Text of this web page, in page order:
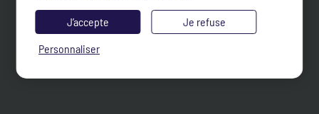
J’accepte
Je refuse
Personnaliser